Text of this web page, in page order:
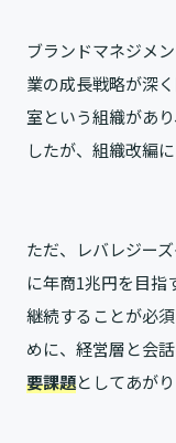
ブランドマネジメ
業の成長戦略が深
室という組織があ
したが、組織改編
ただ、レバレジー
に年商1兆円を目指
継続することが必
めに、経営層と会話
要課題としてあがり